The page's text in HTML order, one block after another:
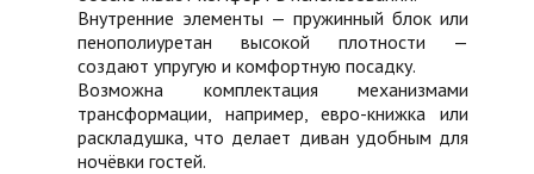
Внутренние элементы — пружинный блок или
пенополиуретан высокой плотности —
создают упругую и комфортную посадку.
Возможна комплектация механизмами
трансформации, например, евро-книжка или
раскладушка, что делает диван удобным для
ночёвки гостей.